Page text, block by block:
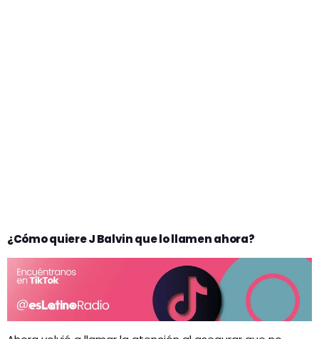
¿Cómo quiere J Balvin que lo llamen ahora?